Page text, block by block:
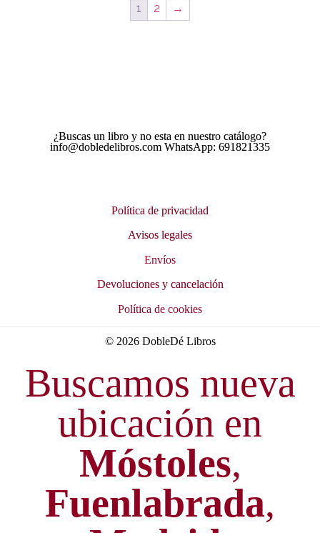
1 2 →
¿Buscas un libro y no esta en nuestro catálogo?
info@dobledelibros.com WhatsApp: 691821335
Política de privacidad
Avisos legales
Envíos
Devoluciones y cancelación
Política de cookies
© 2026 DobleDé Libros
Buscamos nueva
ubicación en
Móstoles,
Fuenlabrada,